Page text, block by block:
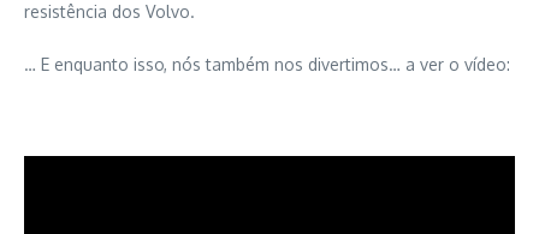
resistência dos Volvo.
… E enquanto isso, nós também nos divertimos… a ver o vídeo: